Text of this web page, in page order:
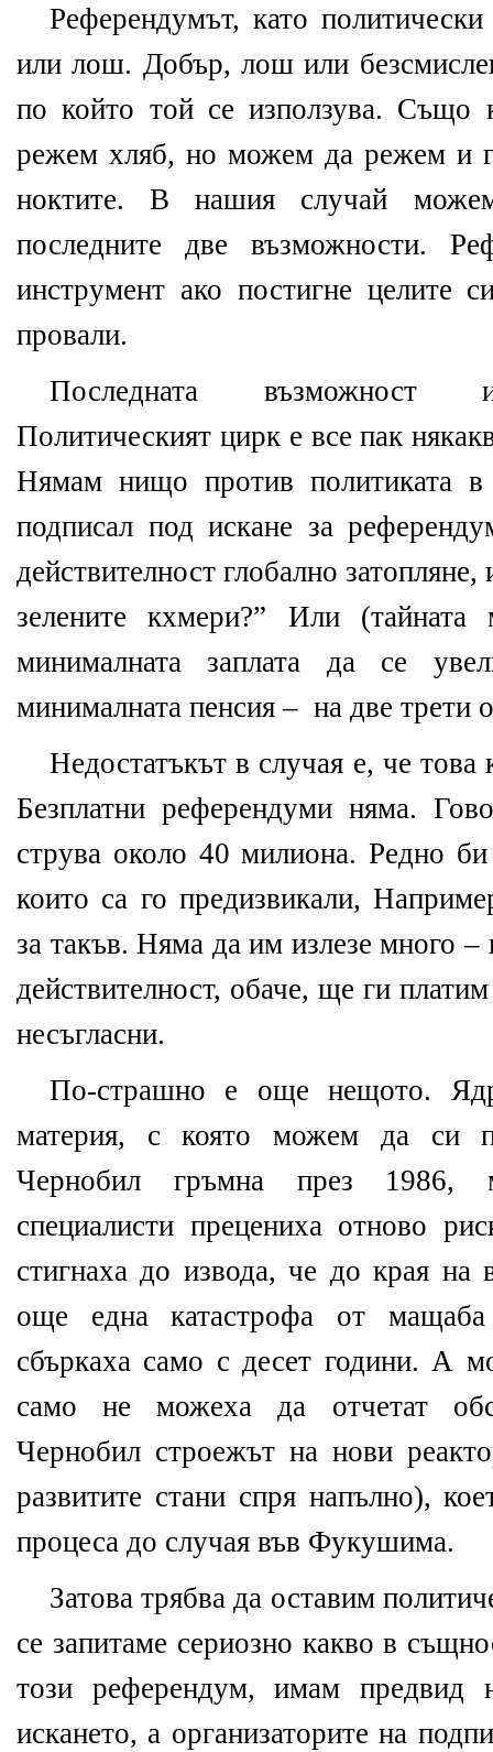
Референдумът, като
или лош. Добър, лош или
по който той се използува.
режем хляб, но можем да режем и
ноктите. В нашия случай
последните две възможности.
инструмент ако постигне целите
провали.
Последната възможност
Политическият цирк е все пак
Нямам нищо против политиката
подписал под искане за
действителност глобално
зелените кхмери?” Или
минималната заплата да се
минималната пенсия – на две трети
Недостатъкът в случая е, че
Безплатни референдуми няма.
струва около 40 милиона. Редно
които са го предизвикали,
за такъв. Няма да им излезе много –
действителност, обаче, ще ги
несъгласни.
По-страшно е още нещото.
материя, с която можем да си
Чернобил гръмна през 1986,
специалисти прецениха отново
стигнаха до извода, че до края на
още една катастрофа от
сбъркаха само с десет години. А
само не можеха да отчетат
Чернобил строежът на нови
развитите стани спря напълно),
процеса до случая във Фукушима.
Затова трябва да оставим
се запитаме сериозно какво в
този референдум, имам предвид
искането, а организаторите на